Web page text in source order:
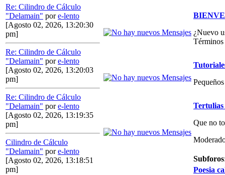
Re: Cilindro de Cálculo
"Delamain" pore-lento
[Agosto 02, 2026, 13:20:30
pm]
Re: Cilindro de Cálculo
"Delamain" pore-lento
[Agosto 02, 2026, 13:20:03
pm]
Re: Cilindro de Cálculo
"Delamain" pore-lento
[Agosto 02, 2026, 13:19:35
pm]
Cilindro de Cálculo
"Delamain" pore-lento
[Agosto 02, 2026, 13:18:51
pm]
¿Nuevo
Que no
Subforos
Poesia